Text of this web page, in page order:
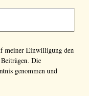
meiner Einwilligung den
Die
genommen und